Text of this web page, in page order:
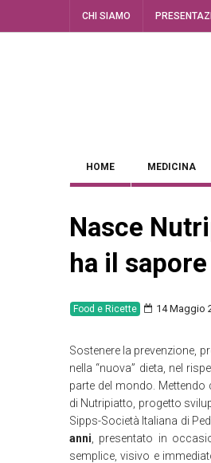
CHI SIAMO
HOME MEDICINA
Nasce
ha il
Food e Ricette 14 Maggio
Sostenere la prevenzione,
nella “nuova” dieta, nel
parte del mondo. Mettendo
di Nutripiatto, progetto
Sipps-Società Italiana di
anni , presentato in
semplice, visivo e